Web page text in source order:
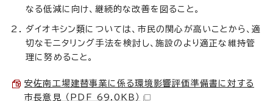
なる低減に向け、継続的な改善を図ること。
ダイオキシン類については、市民の関心が高いことから、適
切なモニタリング手法を検討し、施設のより適正な維持管
理に努めること。
安佐南工場建替事業に係る環境影響評価準備書に対する
市長意見 （PDF 69.0KB）